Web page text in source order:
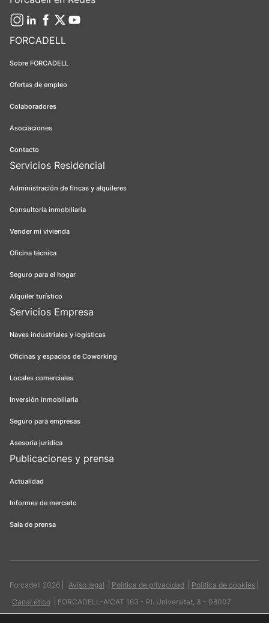
FORCADELL
Sobre FORCADELL
Ofertas de empleo
Colaboradores
Asociaciones
Contacto
Servicios Residencial
Administración de fincas y alquileres
Consultoría inmobiliaria
Vender mi vivienda
Oficina técnica
Seguro para el hogar
Alquiler turístico
Servicios Empresa
Naves industriales y logísticas
Oficinas y espacios de Coworking
Locales comerciales
Inversión inmobiliaria
Seguro para empresas
Asesoría jurídica
Publicaciones y prensa
Actualidad
Informes de mercado
Sala de prensa
Forcadell 2026 Aviso legal Política de privacidad
Política de cookies
Canal ético
FORCADELL-AICAT 163 - Pl. Universitat, 3 - 08007